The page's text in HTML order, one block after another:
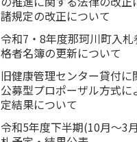
諸規定の改正について
令和7・8年度那珂川町入札
格者名簿の更新について
旧健康管理センター貸付に
公募型プロポーザル方式に
定結果について
令和5年度下半期(10月～3